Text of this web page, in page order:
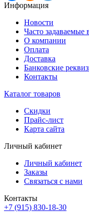
Информация
Новости
Часто задаваемые
О компании
Оплата
Доставка
Банковские
Контакты
Каталог товаров
Скидки
Прайс-лист
Карта сайта
Личный кабинет
Личный кабинет
Заказы
Связаться с нами
Контакты
+7 (915) 830-18-30